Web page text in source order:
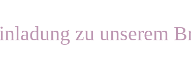
zu unserem